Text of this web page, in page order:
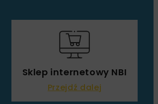
Sklep internetowy NBI
Przejdź dalej